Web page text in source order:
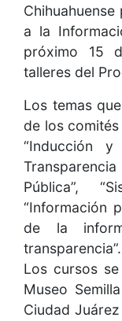
a la
próximo 15
talleres del
Los temas
de los
“Inducción
Pública”,
“Información
de la
transparencia”.
Los cursos
Museo
Ciudad